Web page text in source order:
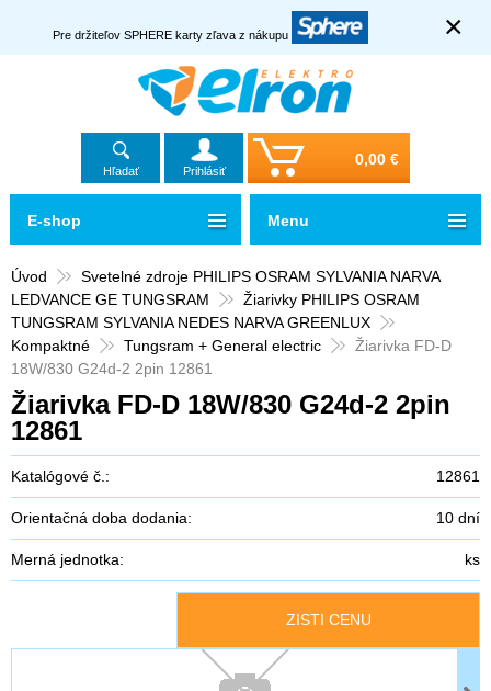
Pre držiteľov SPHERE karty zľava z nákupu ×
Hľadať Prihlásiť
0,00 €
Úvod
Svetelné zdroje PHILIPS OSRAM SYLVANIA NARVA
LEDVANCE GE TUNGSRAM
Žiarivky PHILIPS OSRAM
TUNGSRAM SYLVANIA NEDES NARVA GREENLUX
Kompaktné
Tungsram + General electric
Žiarivka FD-D
18W/830 G24d-2 2pin 12861
Žiarivka FD-D 18W/830 G24d-2 2pin
12861
Katalógové č.: 12861
Orientačná doba dodania: 10 dní
Merná jednotka: ks
ZISTI CENU
E-shop Menu